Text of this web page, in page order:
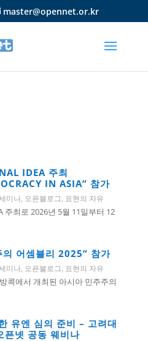
master@opennet.or.kr
IDEA 주최
IN ASIA” 참가
미나, 오픈블로그, 표현의 자유
최로 2026년 5월 11일부터 12
의 어셈블리 2025” 참가
미나, 오픈블로그, 표현의 자유
콕에서 개최된 아시아 민주주의
유엔 심의 준비 – 고려대
픈넷 공동 웨비나